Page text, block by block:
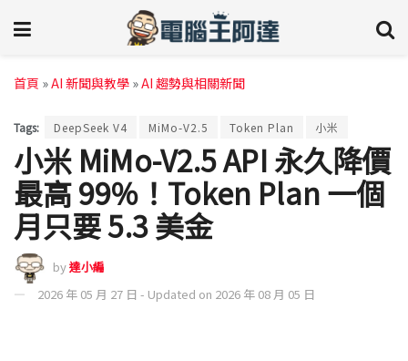
首頁 »AI 新聞與教學 »AI 趨勢與相關新聞
Tags: DeepSeek V4 MiMo-V2.5 Token Plan 小米
小米 MiMo-V2.5 API 永久降價
最高 99%！Token Plan 一個
月只要 5.3 美金
by達小編
2026 年 05 月 27 日 - Updated on 2026 年 08 月 05 日